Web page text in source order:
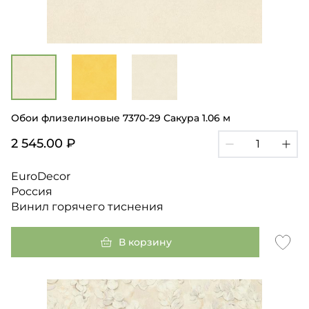
Обои флизелиновые 7370-29 Сакура 1.06 м
2 545.00 ₽
EuroDecor
Россия
Винил горячего тиснения
В корзину